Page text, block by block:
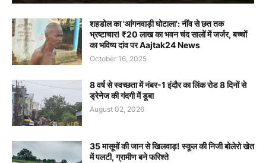
शहडोल का 'आंगनवाड़ी घोटाला': नींव से छत तक
भ्रष्टाचार! ₹20 लाख का भवन चंद सालों में जर्जर, बच्चों
का भविष्य दांव पर Aajtak24 News
October 16, 2025
8 वर्ष से स्वच्छता में नंबर-1 इंदौर का लिंक रोड 8 दिनों से
ड्रेनेज की गंदगी में डूबा
August 02, 2026
35 मासूमों की जान से खिलवाड़! स्कूल की निजी बोलेरो खेत
में पलटी, ग्रामीण बने फरिश्ते